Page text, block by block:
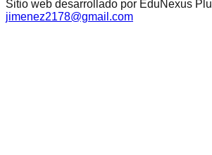
Sitio web desarrollado por EduNexus
jimenez2178@gmail.com